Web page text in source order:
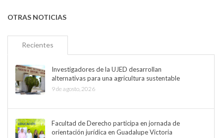
OTRAS NOTICIAS
Recientes
Investigadores de la UJED desarrollan
alternativas para una agricultura sustentable
9 de agosto, 2026
Facultad de Derecho participa en jornada de
orientación jurídica en Guadalupe Victoria